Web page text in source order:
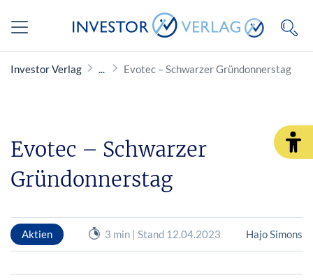
Investor Verlag Evotec – Schwarzer Gründonnerstag
Evotec – Schwarzer
Gründonnerstag
Aktien 3 min | Stand 12.04.2023 Hajo Simons